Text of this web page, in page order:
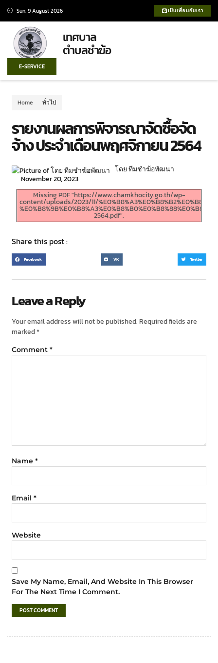
Sun, 9 August 2026 เป็นเพื่อนกับเรา
เทศบาล
ตำบลชำฆ้อ
E-SERVICE
Home ทั่วไป
รายงานผลการพิจารณาจัดซื้อจัด
จ้าง ประจำเดือนพฤศจิกายน 2564
โดย ทีมชำฆ้อพัฒนา
November 20, 2023
Missing PDF "https://www.chamkhocity.go.th/wp-
content/uploads/2023/11/
2564.pdf".
Share this post :
Facebook VK Twitter
Leave a Reply
Your email address will not be published. Required fields are
marked*
Comment *
Name *
Email *
Website
Save My Name, Email, And Website In This Browser
For The Next Time I Comment.